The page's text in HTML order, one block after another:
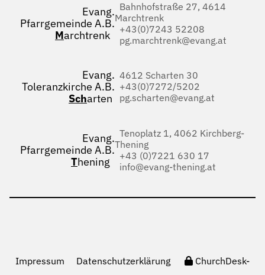
Evang.
Pfarrgemeinde A.B.
Marchtrenk
Bahnhofstraße 27, 4614
Marchtrenk
+43(0)7243 52208
pg.marchtrenk@evang.at
Evang.
Toleranzkirche A.B.
Scharten
4612 Scharten 30
+43(0)7272/5202
pg.scharten@evang.at
Evang.
Pfarrgemeinde A.B.
Thening
Tenoplatz 1, 4062 Kirchberg-
Thening
+43 (0)7221 630 17
info@evang-thening.at
Impressum Datenschutzerklärung
ChurchDesk-